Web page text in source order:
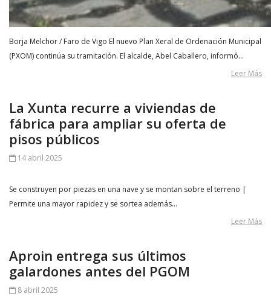
Borja Melchor / Faro de Vigo El nuevo Plan Xeral de Ordenación Municipal
(PXOM) continúa su tramitación. El alcalde, Abel Caballero, informó…
Leer Más
La Xunta recurre a viviendas de
fábrica para ampliar su oferta de
pisos públicos
14 abril 2025
Se construyen por piezas en una nave y se montan sobre el terreno |
Permite una mayor rapidez y se sortea además…
Leer Más
Aproin entrega sus últimos
galardones antes del PGOM
8 abril 2025